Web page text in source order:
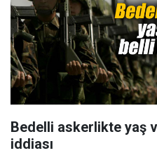
Bedelli askerlikte yaş
iddiası